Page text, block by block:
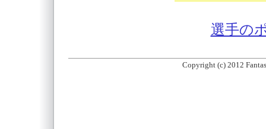
選手の
Copyright (c) 2012